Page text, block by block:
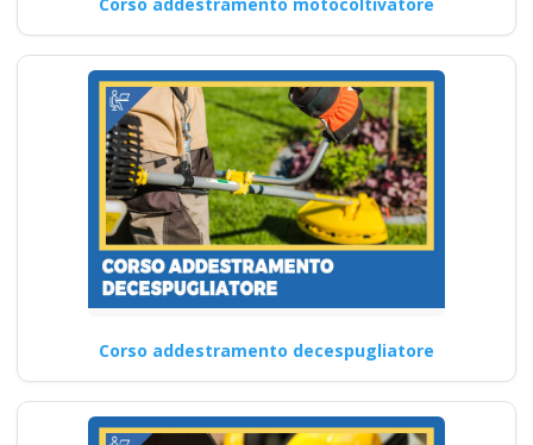
Corso addestramento decespugliatore